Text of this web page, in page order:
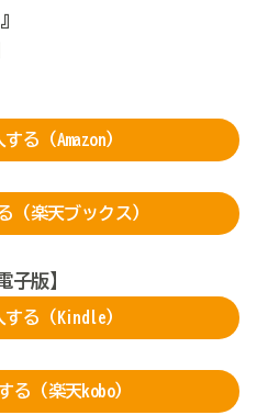
る（Amazon）
（楽天ブックス）
子版】
る（Kindle）
る（楽天kobo）